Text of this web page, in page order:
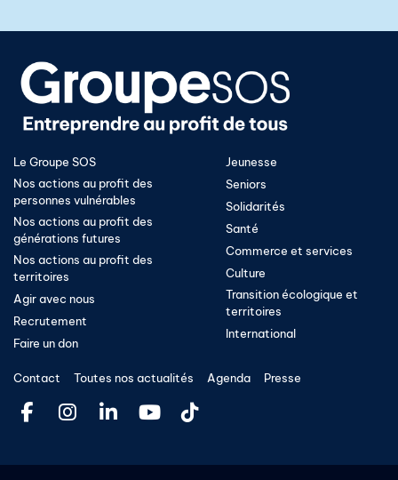
Le Groupe SOS
Nos actions au profit des
personnes vulnérables
Nos actions au profit des
générations futures
Nos actions au profit des
territoires
Agir avec nous
Recrutement
Faire un don
Jeunesse
Seniors
Solidarités
Santé
Commerce et services
Culture
Transition écologique et
territoires​
International
Contact Toutes nos actualités Agenda Presse